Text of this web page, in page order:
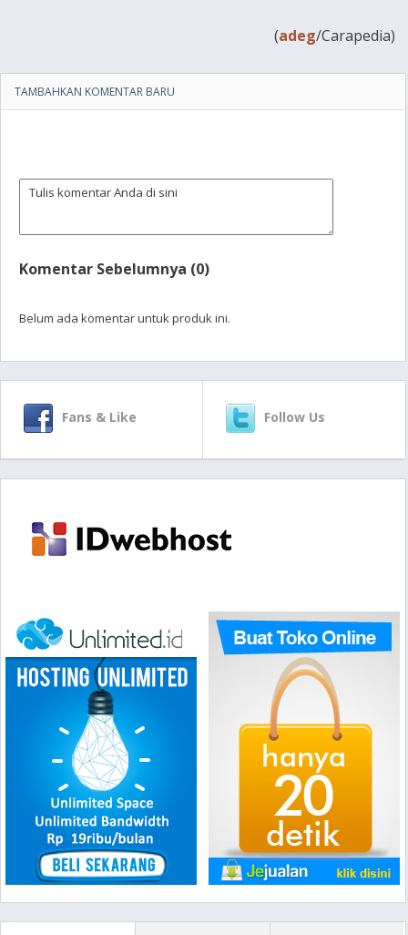
(adeg/Carapedia)
TAMBAHKAN KOMENTAR BARU
Komentar Sebelumnya (0)
Belum ada komentar untuk produk ini.
Fans & Like Follow Us